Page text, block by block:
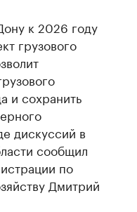
к 2026 году
грузового
и сохранить
дискуссий в
сообщил
по
Дмитрий